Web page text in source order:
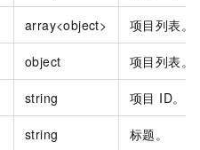
array<object> 项目列表。
object 项目列表。
string 项目 ID。
string 标题。